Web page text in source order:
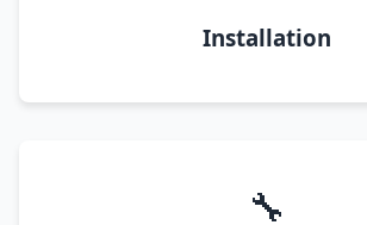
Installation
🔧